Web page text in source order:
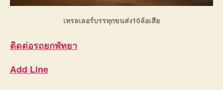
เทรลเลอร์บรรทุกขนส่ง10ล้อเสีย
ติดต่อรถยกพัทยา
Add Line